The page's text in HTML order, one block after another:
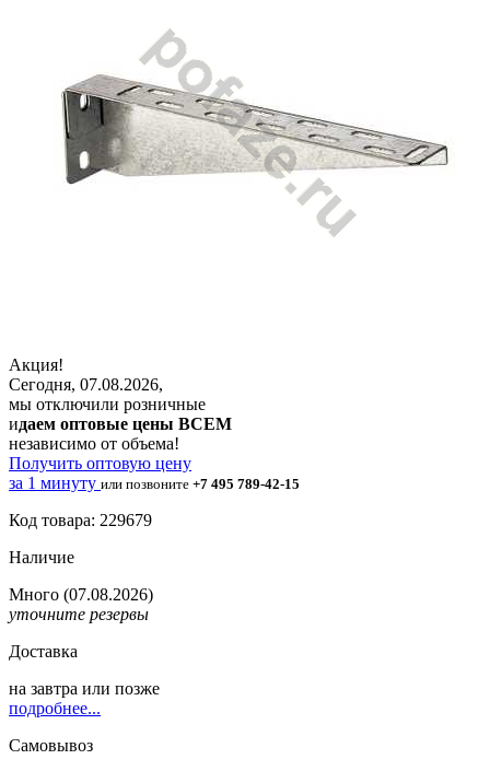
Акция!
Сегодня, 07.08.2026,
мы отключили розничные
идаем оптовые цены ВСЕМ
независимо от объема!
Получить оптовую цену
за 1 минуту или позвоните +7 495 789-42-15
Код товара: 229679
Наличие
Много (07.08.2026)
уточните резервы
Доставка
на завтра или позже
подробнее...
Самовывоз